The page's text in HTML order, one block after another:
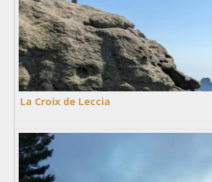
La Croix de Leccia